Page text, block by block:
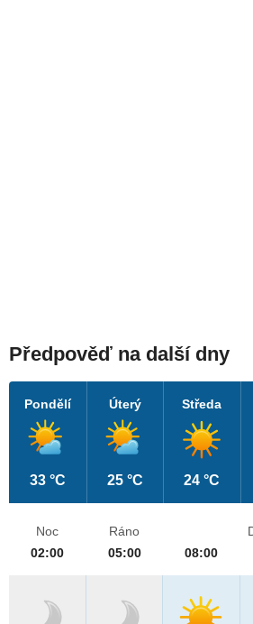
Předpověď na další dny
Pondělí
33 °C
Úterý
25 °C
Středa
24 °C
Noc
02:00
Ráno
05:00
08:00